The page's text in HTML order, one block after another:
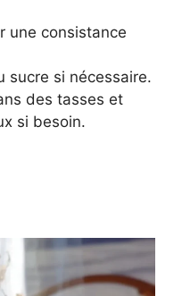
une consistance
sucre si nécessaire.
des tasses et
si besoin.